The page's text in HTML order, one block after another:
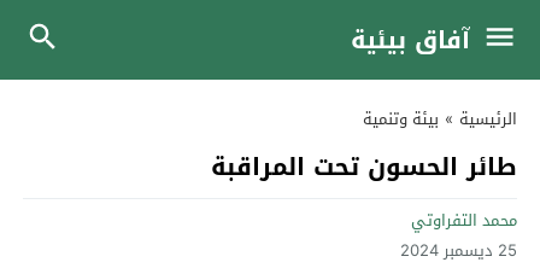
آفاق بيئية
الرئيسية » بيئة وتنمية
طائر الحسون تحت المراقبة
محمد التفراوتي
25 ديسمبر 2024